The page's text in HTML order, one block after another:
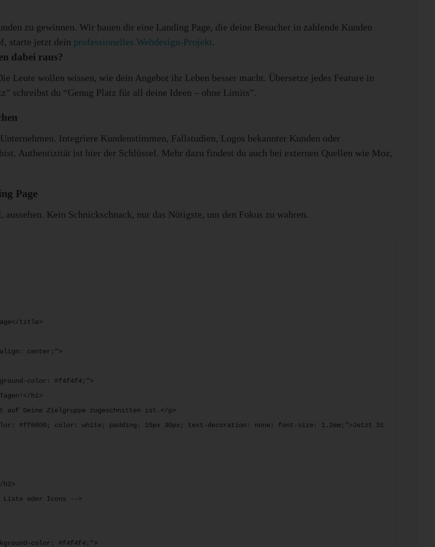
zu gewinnen. Wir bauen dir eine Landing Page, die deine Besucher in zahlende Kunden
starte jetzt dein professionelles Webdesign-Projekt.
dabei raus?
Leute wollen wissen, wie dein Angebot ihr Leben besser macht. Übersetze jedes Feature in
schreibst du “Genug Platz für all deine Ideen – ohne Limits”.
Integriere Kundenstimmen, Fallstudien, Logos bekannter Kunden oder
Authentizität ist hier der Schlüssel. Mehr dazu findest du auch bei externen Quellen wie Moz,
Page
Kein Schnickschnack, nur das Nötigste, um den Fokus zu wahren.
title>
center;">
color: #f4f4f4;">
h1>
auf Deine Zielgruppe zugeschnitten ist.</p>
#ff6600; color: white; padding: 15px 30px; text-decoration: none; font-size: 1.2em;">Jetzt
h2>
Liste oder Icons -->
color: #f4f4f4;">